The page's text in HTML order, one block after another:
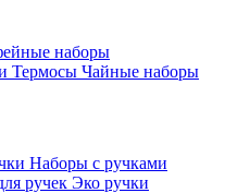
наборы
Термосы Чайные наборы
Наборы с ручками
ручек Эко ручки